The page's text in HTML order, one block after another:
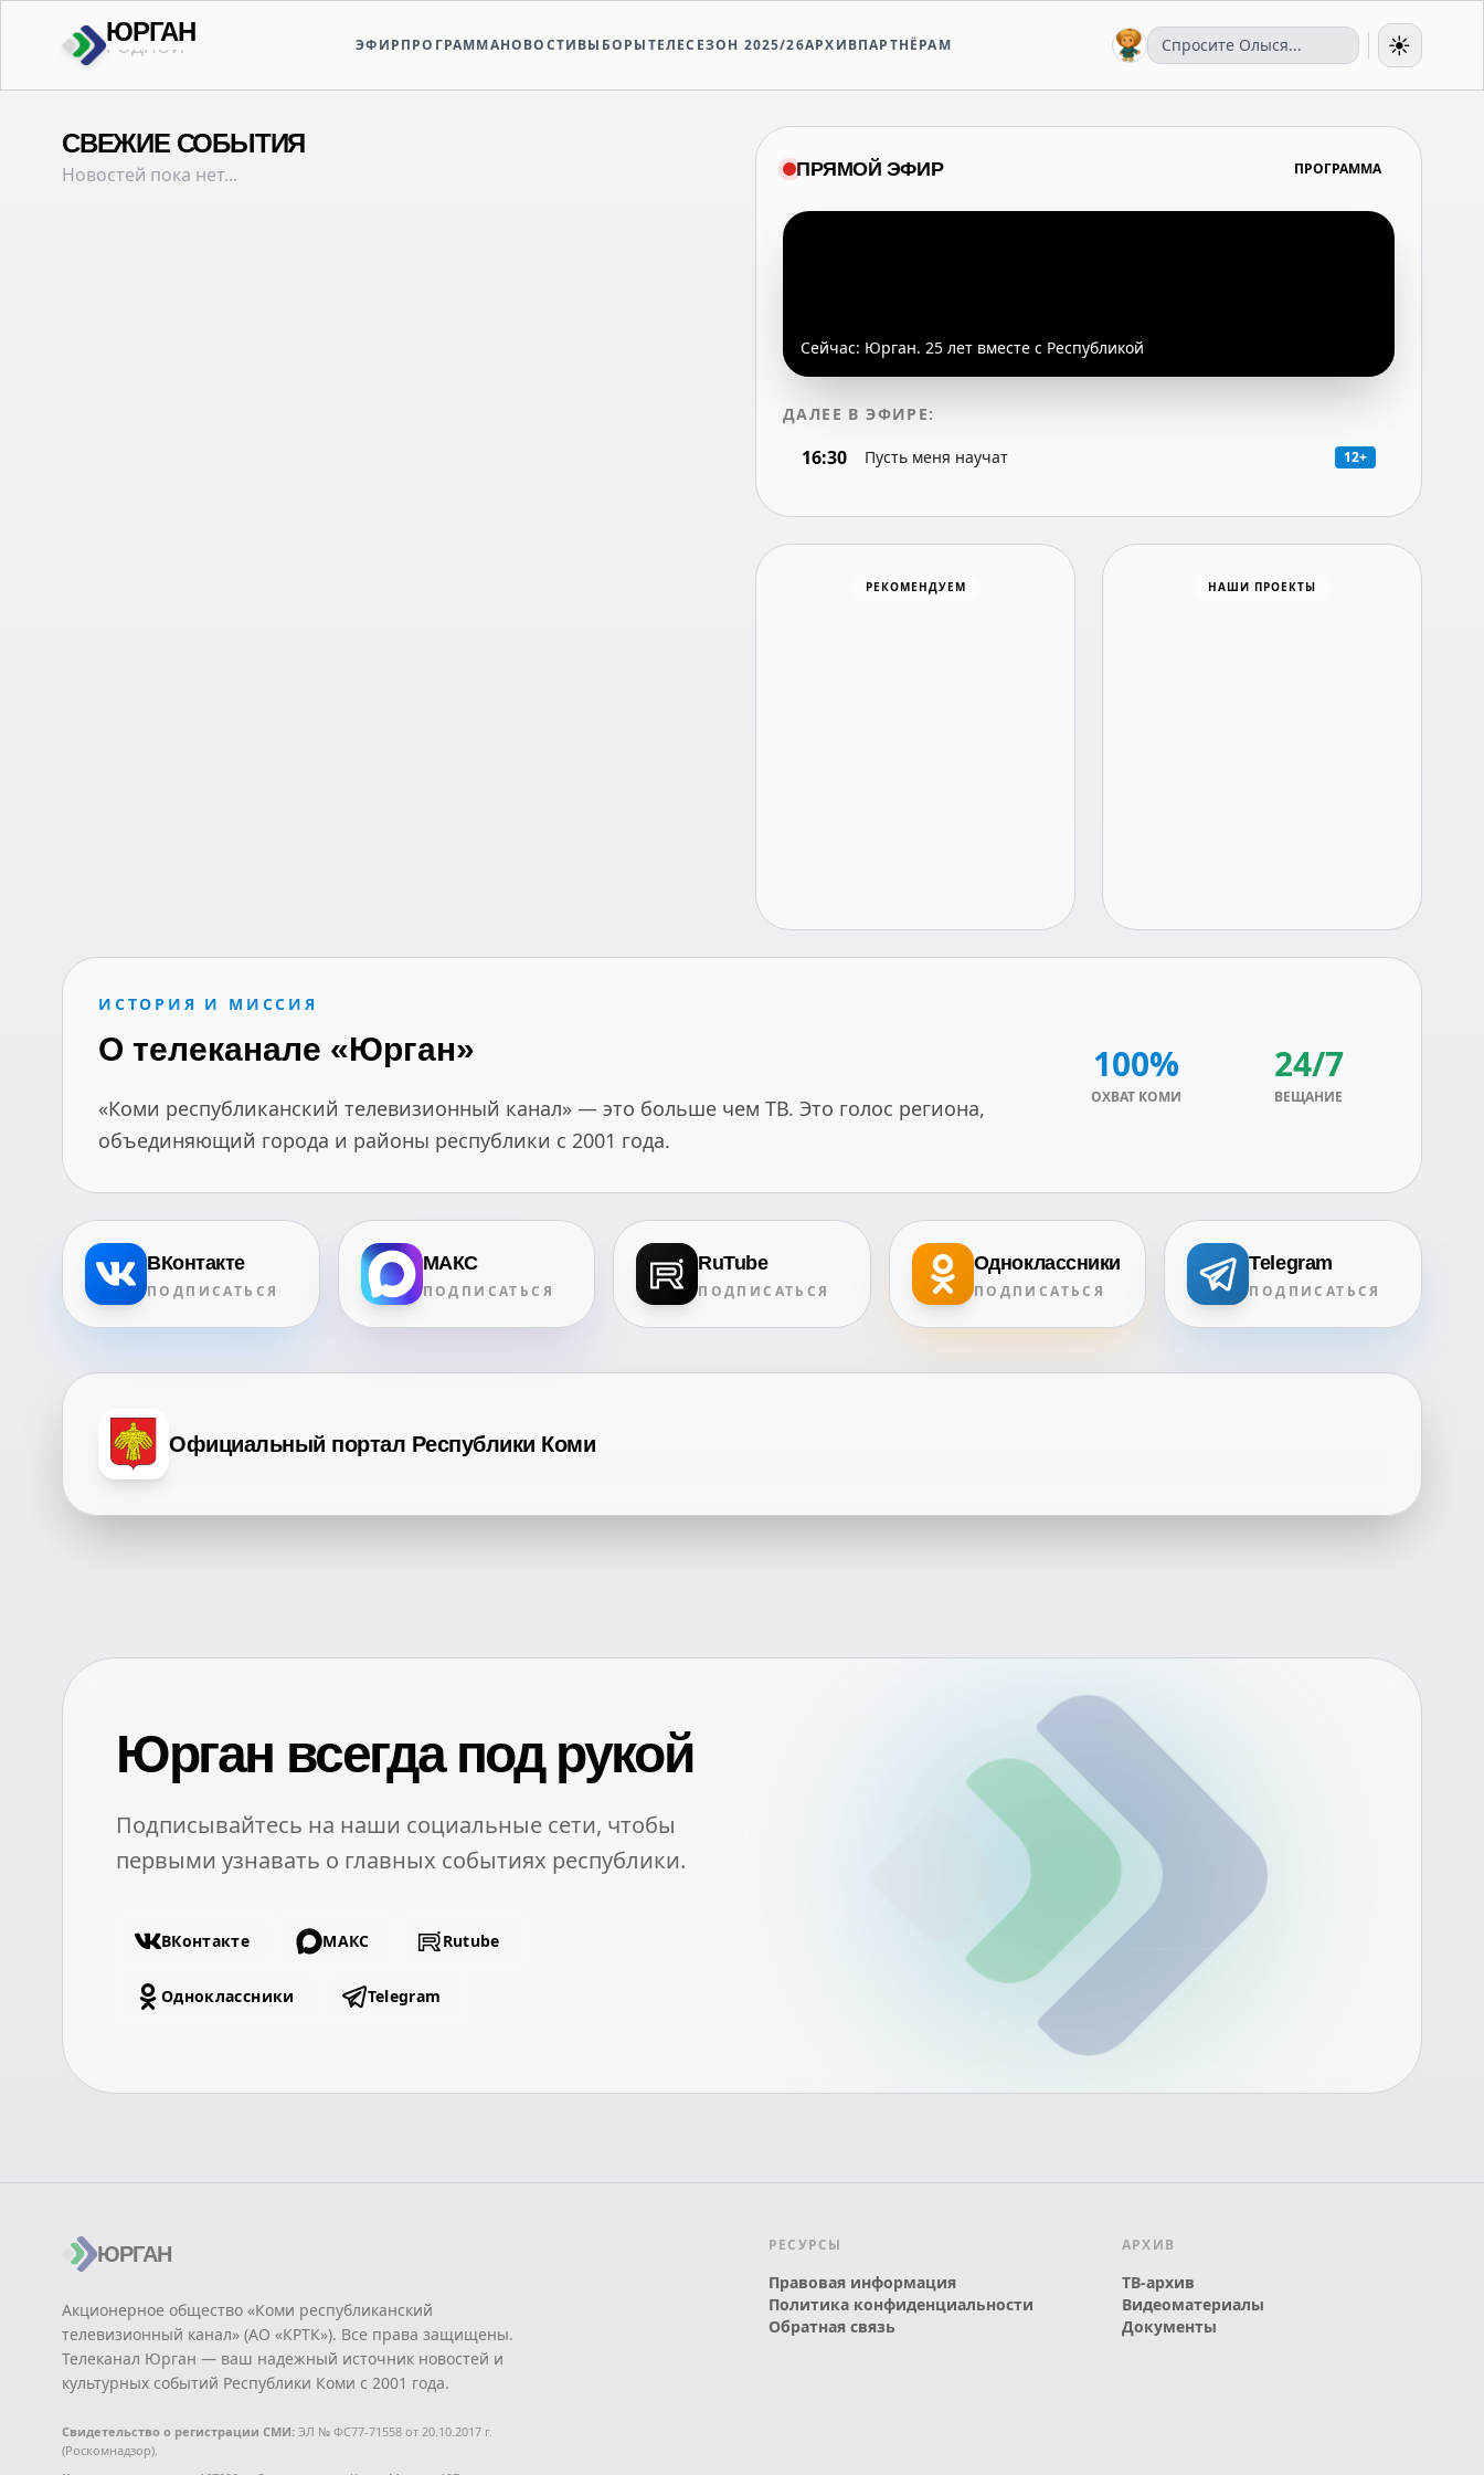
ЮРГАН ЭФИРПРОГРАММАНОВОСТИВЫБОРЫТЕЛЕСЕЗОН 2025/26АРХИВПАРТНЁРАМ ☀️
СВЕЖИЕ СОБЫТИЯ
Новостей пока нет... ПРЯМОЙ ЭФИР ПРОГРАММА
Сейчас: Юрган. 25 лет вместе с Республикой
ДАЛЕЕ В ЭФИРЕ:
16:30 Пусть меня научат 12+
РЕКОМЕНДУЕМ
Хоккей
НАШИ ПРОЕКТЫ
Время новостей
ИСТОРИЯ И МИССИЯ
О телеканале «Юрган»
«Коми республиканский телевизионный канал» — это больше чем ТВ. Это голос региона,
объединяющий города и районы республики с 2001 года.
100%
ОХВАТ КОМИ
24/7
ВЕЩАНИЕ
ВКонтакте
ПОДПИСАТЬСЯ
МАКС
ПОДПИСАТЬСЯ
RuTube
ПОДПИСАТЬСЯ
Одноклассники
ПОДПИСАТЬСЯ
Telegram
ПОДПИСАТЬСЯ
Официальный портал Республики Коми
Юрган всегда под рукой
Подписывайтесь на наши социальные сети, чтобы
первыми узнавать о главных событиях республики.
ВКонтакте МАКС Rutube
Одноклассники Telegram
ЮРГАН
Акционерное общество «Коми республиканский
телевизионный канал» (АО «КРТК»). Все права защищены.
Телеканал Юрган — ваш надежный источник новостей и
культурных событий Республики Коми с 2001 года.
Свидетельство о регистрации СМИ: ЭЛ № ФС77-71558 от 20.10.2017 г.
(Роскомнадзор).
РЕСУРСЫ
Правовая информация
Политика конфиденциальности
Обратная связь
АРХИВ
ТВ-архив
Видеоматериалы
Документы